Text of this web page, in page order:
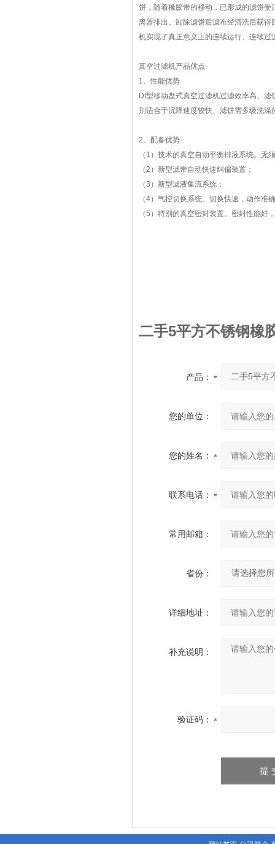
饼，随着橡胶带的移动，已形成的滤饼
离器排出。卸除滤饼后滤布经清洗后获
机实现了真正意义上的连续运行、连续
真空过滤机产品优点
1、性能优势
DI型移动盘式真空过滤机过滤效率高、
别适合于沉降速度较快、滤饼需多级洗涤
2、配备优势
（1）技术的真空自动平衡排液系统。无
（2）新型滤带自动快速纠偏装置；
（3）新型滤液集流系统；
（4）气控切换系统。切换快速，动作准
（5）特别的真空密封装置。密封性能好
二手5平方不锈钢橡
产品：
您的单位：
您的姓名：
联系电话：
常用邮箱：
省份：
详细地址：
补充说明：
验证码：